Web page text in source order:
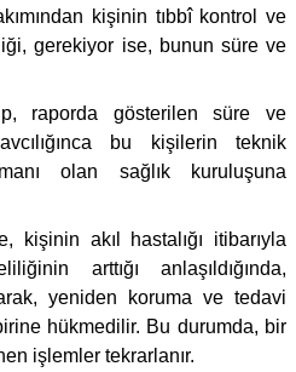
kişinin tıbbî kontrol ve
gerekiyor ise, bunun süre ve
raporda gösterilen süre ve
bu kişilerin teknik
olan sağlık kuruluşuna
kişinin akıl hastalığı itibarıyla
arttığı anlaşıldığında,
yeniden koruma ve tedavi
hükmedilir. Bu durumda, bir
işlemler tekrarlanır.